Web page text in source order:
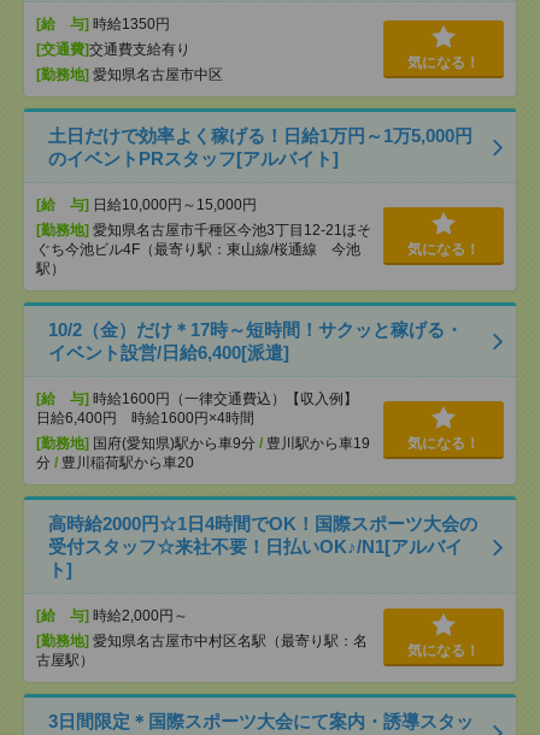
[給 与] 時給1350円
[交通費]交通費支給有り
[勤務地] 愛知県名古屋市中区
気になる！
土日だけで効率よく稼げる！日給1万円～1万5,000円
のイベントPRスタッフ[アルバイト]
[給 与] 日給10,000円～15,000円
[勤務地] 愛知県名古屋市千種区今池3丁目12-21ほそ
ぐち今池ビル4F（最寄り駅：東山線/桜通線 今池
駅）
気になる！
10/2（金）だけ＊17時～短時間！サクッと稼げる・
イベント設営/日給6,400[派遣]
[給 与] 時給1600円（一律交通費込）【収入例】
日給6,400円 時給1600円×4時間
[勤務地] 国府(愛知県)駅から車9分 / 豊川駅から車19
分 / 豊川稲荷駅から車20
気になる！
高時給2000円☆1日4時間でOK！国際スポーツ大会の
受付スタッフ☆来社不要！日払いOK♪/N1[アルバイ
ト]
[給 与] 時給2,000円～
[勤務地] 愛知県名古屋市中村区名駅（最寄り駅：名
古屋駅）
気になる！
3日間限定＊国際スポーツ大会にて案内・誘導スタッ